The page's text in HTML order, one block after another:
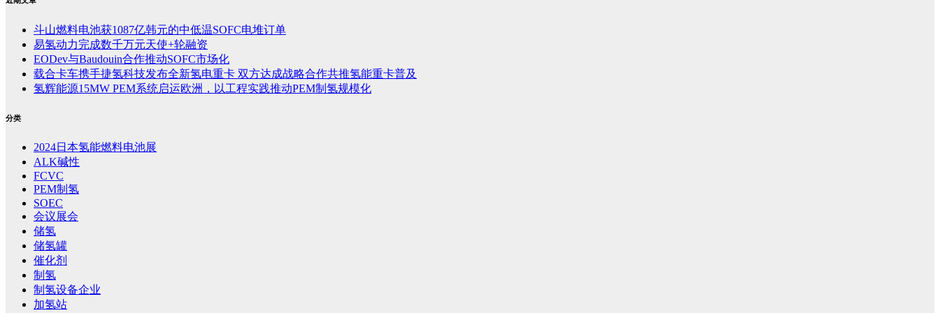
斗山燃料电池获1087亿韩元的中低温SOFC电堆订单
易氢动力完成数千万元天使+轮融资
EODev与Baudouin合作推动SOFC市场化
载合卡车携手捷氢科技发布全新氢电重卡 双方达成战略合作共推氢能重卡普及
氢辉能源15MW PEM系统启运欧洲，以工程实践推动PEM制氢规模化
分类
2024日本氢能燃料电池展
ALK碱性
FCVC
PEM制氢
SOEC
会议展会
储氢
储氢罐
催化剂
制氢
制氢设备企业
加氢站